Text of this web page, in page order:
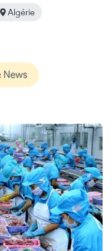
Algérie